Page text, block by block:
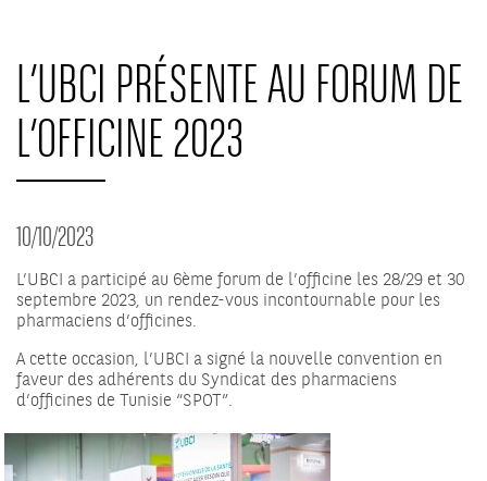
L’UBCI PRÉSENTE AU FORUM DE
L’OFFICINE 2023
10/10/2023
L’UBCI a participé au 6ème forum de l’officine les 28/29 et 30
septembre 2023, un rendez-vous incontournable pour les
pharmaciens d’officines.
A cette occasion, l’UBCI a signé la nouvelle convention en
faveur des adhérents du Syndicat des pharmaciens
d’officines de Tunisie “SPOT”.